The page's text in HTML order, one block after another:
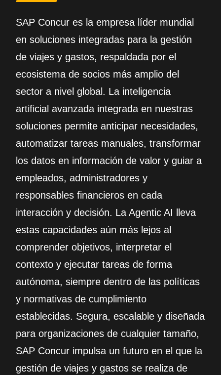
SAP Concur es la empresa líder mundial
en soluciones integradas para la gestión
de viajes y gastos, respaldada por el
ecosistema de socios más amplio del
sector a nivel global. La inteligencia
artificial avanzada integrada en nuestras
soluciones permite anticipar necesidades,
automatizar tareas manuales, transformar
los datos en información de valor y guiar a
empleados, administradores y
responsables financieros en cada
interacción y decisión. La Agentic AI lleva
estas capacidades aún más lejos al
comprender objetivos, interpretar el
contexto y ejecutar tareas de forma
autónoma, siempre dentro de las políticas
y normativas de cumplimiento
establecidas. Segura, escalable y diseñada
para organizaciones de cualquier tamaño,
SAP Concur impulsa un futuro en el que la
gestión de viajes y gastos se realiza de